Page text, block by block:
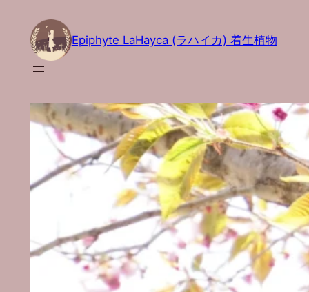
Epiphyte LaHayca (ラハイカ) 着生植物